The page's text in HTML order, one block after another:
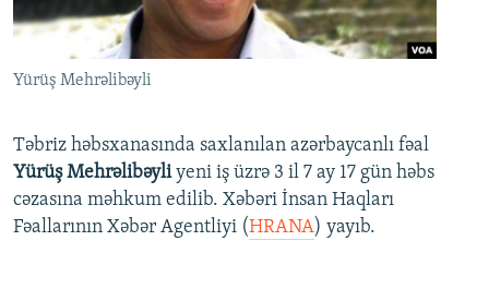
Yürüş Mehrəlibəyli
Təbriz həbsxanasında saxlanılan azərbaycanlı fəal
Yürüş Mehrəlibəyliyeni iş üzrə 3 il 7 ay 17 gün həbs
cəzasına məhkum edilib. Xəbəri İnsan Haqları
Fəallarının Xəbər Agentliyi (HRANA) yayıb.